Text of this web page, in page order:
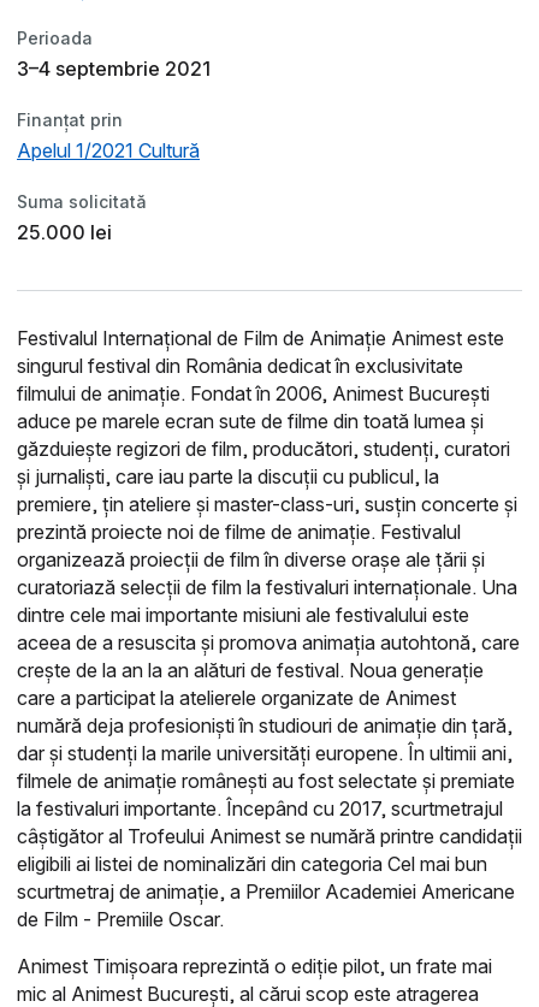
Perioada
3–4 septembrie 2021
Finanțat prin
Apelul 1/2021 Cultură
Suma solicitată
25.000 lei
Festivalul Internațional de Film de Animație Animest este
singurul festival din România dedicat în exclusivitate
filmului de animație. Fondat în 2006, Animest București
aduce pe marele ecran sute de filme din toată lumea și
găzduiește regizori de film, producători, studenți, curatori
și jurnaliști, care iau parte la discuții cu publicul, la
premiere, țin ateliere și master-class-uri, susțin concerte și
prezintă proiecte noi de filme de animație. Festivalul
organizează proiecții de film în diverse orașe ale țării și
curatoriază selecții de film la festivaluri internaționale. Una
dintre cele mai importante misiuni ale festivalului este
aceea de a resuscita și promova animația autohtonă, care
crește de la an la an alături de festival. Noua generație
care a participat la atelierele organizate de Animest
numără deja profesioniști în studiouri de animație din țară,
dar și studenți la marile universități europene. În ultimii ani,
filmele de animație românești au fost selectate și premiate
la festivaluri importante. Începând cu 2017, scurtmetrajul
câștigător al Trofeului Animest se numără printre candidații
eligibili ai listei de nominalizări din categoria Cel mai bun
scurtmetraj de animație, a Premiilor Academiei Americane
de Film - Premiile Oscar.
Animest Timișoara reprezintă o ediție pilot, un frate mai
mic al Animest București, al cărui scop este atragerea